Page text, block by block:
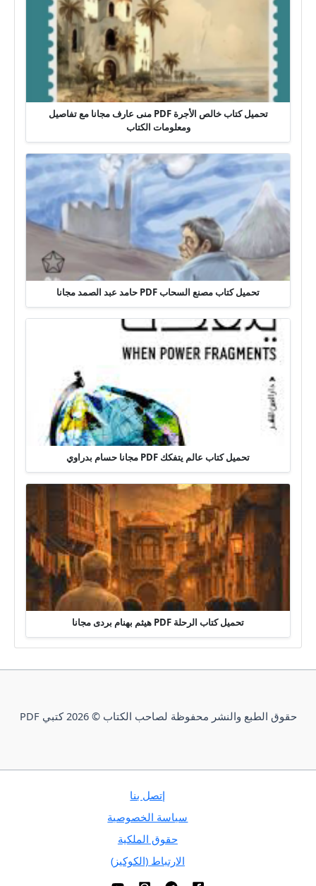
تحميل كتاب خالص الأجرة PDF منى عارف مجانا مع تفاصيل
ومعلومات الكتاب
تحميل كتاب مصنع السحاب PDF حامد عبد الصمد مجانا
تحميل كتاب عالم يتفكك PDF مجانا حسام بدراوي
تحميل كتاب الرحلة PDF هيثم بهنام بردى مجانا
حقوق الطبع والنشر محفوظة لصاحب الكتاب © 2026 كتبي PDF
إتصل بنا
سياسة الخصوصية
حقوق الملكية
الارتباط (الكوكيز)